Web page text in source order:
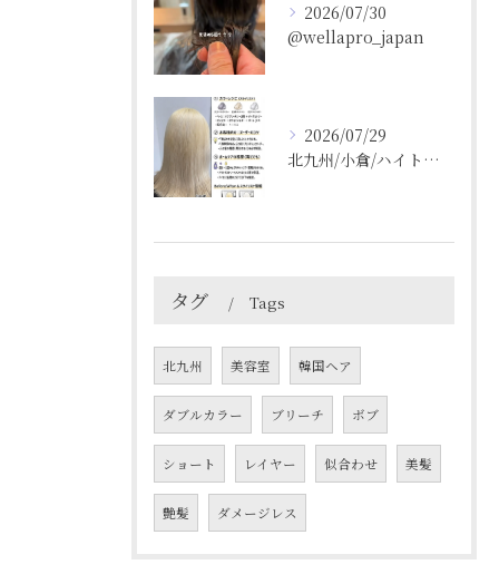
2026/07/30
@wellapro_japan
2026/07/29
北九州/小倉/ハイトーン/ケアブリーチ/ブリーチカラー
タグ Tags
北九州 美容室 韓国ヘア
ダブルカラー ブリーチ ボブ
ショート レイヤー 似合わせ 美髪
艶髪 ダメージレス